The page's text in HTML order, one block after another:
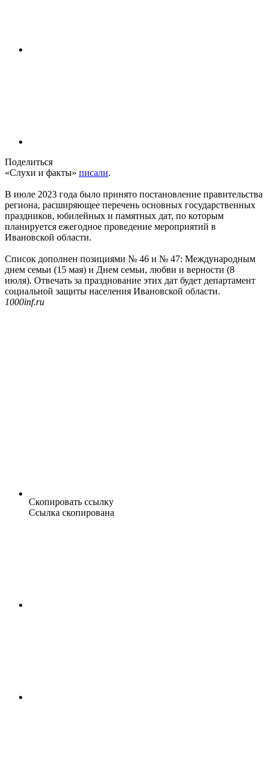
Поделиться
«Слухи и факты» писали.
В июле 2023 года было принято постановление правительства
региона, расширяющее перечень основных государственных
праздников, юбилейных и памятных дат, по которым
планируется ежегодное проведение мероприятий в
Ивановской области.
Список дополнен позициями № 46 и № 47: Международным
днем семьи (15 мая) и Днем семьи, любви и верности (8
июля). Отвечать за празднование этих дат будет департамент
социальной защиты населения Ивановской области.
1000inf.ru
Скопировать ссылку
Ссылка скопирована